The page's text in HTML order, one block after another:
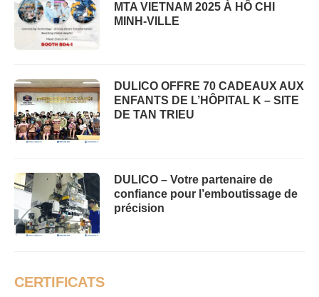
MTA VIETNAM 2025 À HÔ CHI
MINH-VILLE
DULICO OFFRE 70 CADEAUX AUX
ENFANTS DE L’HÔPITAL K – SITE
DE TAN TRIEU
DULICO – Votre partenaire de
confiance pour l’emboutissage de
précision
CERTIFICATS